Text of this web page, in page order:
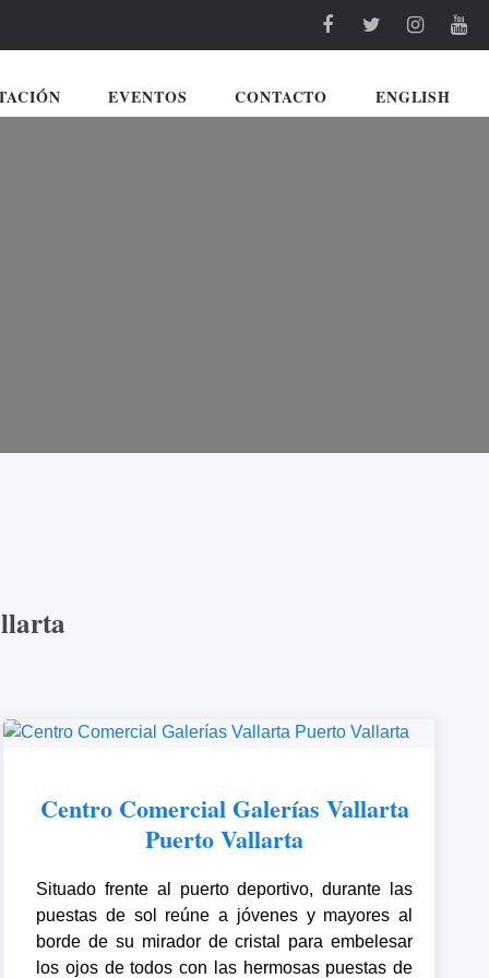
EVENTOS CONTACTO ENGLISH
Centro Comercial Galerías Vallarta
Puerto Vallarta
Situado frente al puerto deportivo, durante las
puestas de sol reúne a jóvenes y mayores al
borde de su mirador de cristal para embelesar
los ojos de todos con las hermosas puestas de